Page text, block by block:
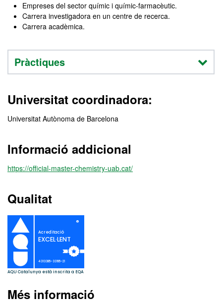
Empreses del sector químic i químic-farmacèutic.
Carrera investigadora en un centre de recerca.
Carrera acadèmica.
Pràctiques
Universitat coordinadora:
Universitat Autònoma de Barcelona
Informació addicional
https://official-master-chemistry-uab.cat/
Qualitat
Més informació